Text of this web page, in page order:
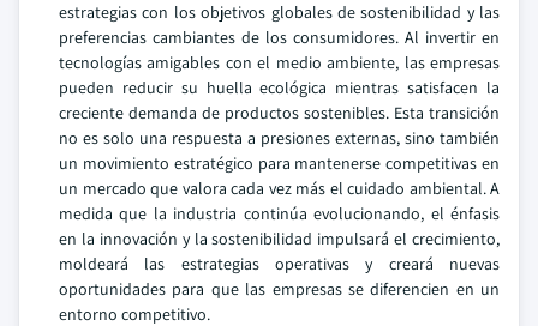
estrategias con los objetivos globales de sostenibilidad y las
preferencias cambiantes de los consumidores. Al invertir en
tecnologías amigables con el medio ambiente, las empresas
pueden reducir su huella ecológica mientras satisfacen la
creciente demanda de productos sostenibles. Esta transición
no es solo una respuesta a presiones externas, sino también
un movimiento estratégico para mantenerse competitivas en
un mercado que valora cada vez más el cuidado ambiental. A
medida que la industria continúa evolucionando, el énfasis
en la innovación y la sostenibilidad impulsará el crecimiento,
moldeará las estrategias operativas y creará nuevas
oportunidades para que las empresas se diferencien en un
entorno competitivo.